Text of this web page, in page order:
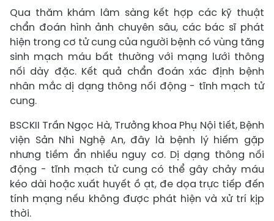
Qua thăm khám lâm sàng kết hợp các kỹ thuật
chẩn đoán hình ảnh chuyên sâu, các bác sĩ phát
hiện trong cơ tử cung của người bệnh có vùng tăng
sinh mạch máu bất thường với mạng lưới thông
nối dày đặc. Kết quả chẩn đoán xác định bệnh
nhân mắc dị dạng thông nối động - tĩnh mạch tử
cung.
BSCKII Trần Ngọc Hà, Trưởng khoa Phụ Nội tiết, Bệnh
viện Sản Nhi Nghệ An, đây là bệnh lý hiếm gặp
nhưng tiềm ẩn nhiều nguy cơ. Dị dạng thông nối
động - tĩnh mạch tử cung có thể gây chảy máu
kéo dài hoặc xuất huyết ồ ạt, đe dọa trực tiếp đến
tính mạng nếu không được phát hiện và xử trí kịp
thời.